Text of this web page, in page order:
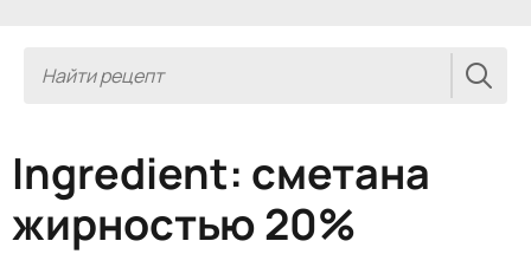
Ingredient: сметана
жирностью 20%